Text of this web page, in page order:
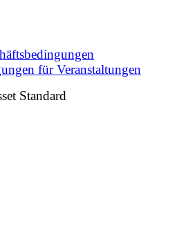
für Veranstaltungen
Standard